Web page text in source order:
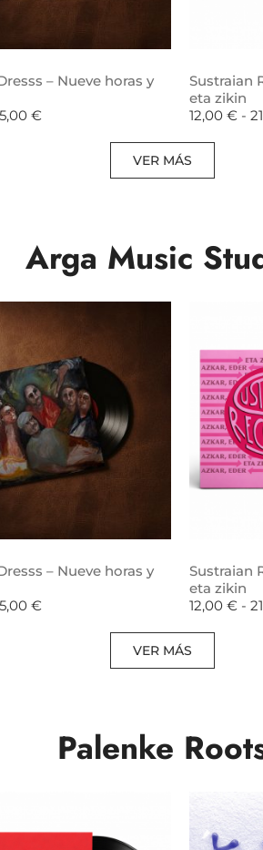
– Nueve horas y
€
Sustraian
eta zikin
12,00 € -
VER MÁS
Arga Music
– Nueve horas y
€
Sustraian
eta zikin
12,00 € -
VER MÁS
Palenke